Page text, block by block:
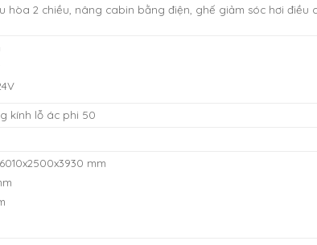
hòa 2 chiều, nâng cabin bằng điện, ghế giảm sóc hơi điều
kính lỗ ác phi 50
mm